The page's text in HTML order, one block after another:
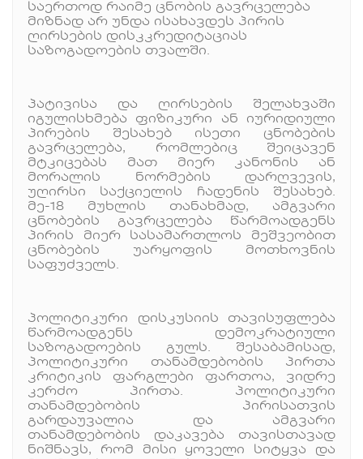
საერთოდ რაიმე ცნობის გავრცელება
მიზნად არ უნდა ისახავდეს პირის
ღირსების დისკკრედიტაციას
საზოგადოების თვალში.
პატივისა და ღირსების შელახვაში
იგულისხმება ფიზიკური ან იურიდიული
პირების შესახებ ისეთი ცნობების
გავრცელება, რომლებიც შეიცავენ
მტკიცებას მათ მიერ კანონის ან
მორალის ნორმების დარღვევის,
უღირსი საქციელის ჩადენის შესახებ.
მე-18 მუხლის თანახმად, ამგვარი
ცნობების გავრცელება წარმოადგენს
პირის მიერ სასამართლოს მეშვეობით
ცნობების უარყოფის მოთხოვნის
საფუძველს.
პოლიტიკური დისკუსიის თავისუფლება
წარმოადგენს დემოკრატიული
საზოგადოების გულს. შესაბამისად,
პოლიტიკური თანამდებობის პირთა
კრიტიკის ფარგლები ფართოა, ვიდრე
კერძო პირთა. პოლიტიკური
თანამდებობის პირისათვის
გარდაუვალია და ამგვარი
თანამდებობის დაკავება თავისთავად
ნიშნავს, რომ მისი ყოველი სიტყვა და